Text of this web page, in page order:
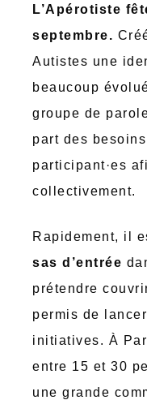
L’Apérotiste
septembre.
Autistes une
beaucoup
groupe de
part des
participant·es
collectivement.
Rapidement, il
sas d’entrée
prétendre
permis de
initiatives. À
entre 15 et 30
une grande